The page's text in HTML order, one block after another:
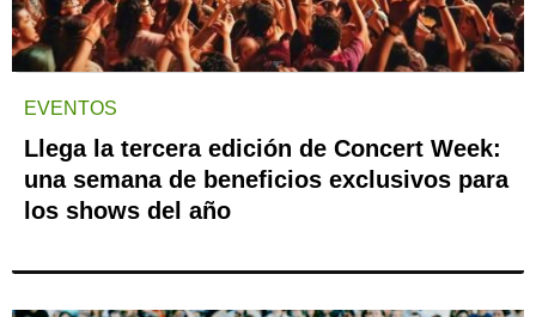
EVENTOS
Llega la tercera edición de Concert Week:
una semana de beneficios exclusivos para
los shows del año